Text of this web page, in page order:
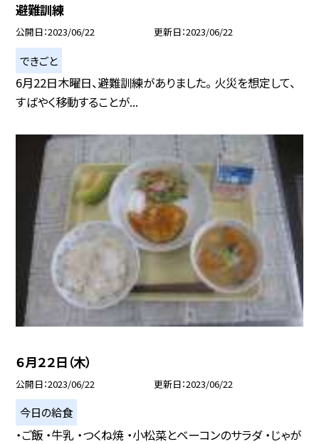
避難訓練
公開日 2023/06/22 更新日 2023/06/22
できごと
6月22日木曜日、避難訓練がありました。 火災を想定して、
すばやく移動することが...
６月２２日（木）
公開日 2023/06/22 更新日 2023/06/22
今日の給食
・ご飯 ・牛乳 ・つくね焼 ・小松菜とベーコンのサラダ ・じゃが